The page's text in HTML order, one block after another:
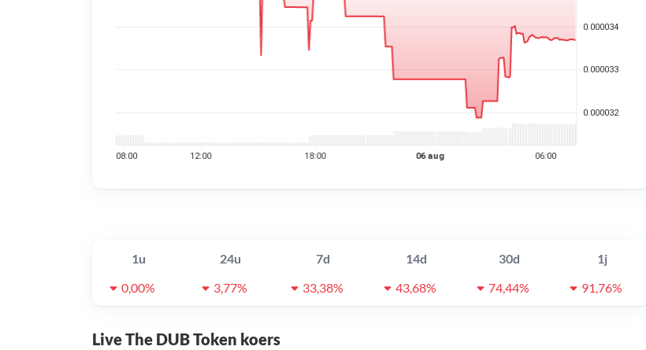
1u 24u 7d 14d 30d
1j
0,00%
3,77% 33,38% 43,68% 74,44% 91,76%
Live The DUB Token koers